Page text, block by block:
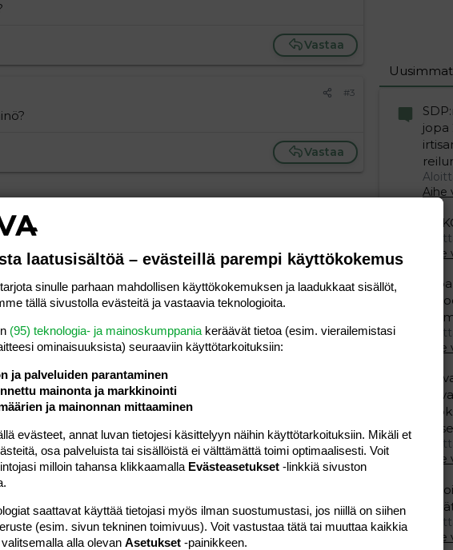
Vastaa
#3
Vastaa
editoriin…lista
lista
sisennystä
vasemmalle
text
Paragraph format
1
2
3
Lisää hyperlinkki
Lisää kuva
Laajennettuun editoriin…KumoaLaajennettuun editoriin…
Esikatsele
koodispoiler
line
Viestiä 12
Uusimmat
jopa
Aihe
laatusisältöä – evästeillä parempi käyttökokemus
sinulle parhaan mahdollisen käyttökokemuksen ja laadukkaat sisällöt,
tällä sivustolla evästeitä ja vastaavia teknologioita.
(95) teknologia- ja mainoskumppania keräävät tietoa (esim. vierailemis­tasi
ominaisuuk­sista) seuraaviin käyttötarkoituksiin:
ja palveluiden parantaminen
mainonta ja markkinointi
ja mainonnan mittaaminen
evästeet, annat luvan tietojesi käsittelyyn näihin käyttötarkoituksiin. Mikäli et
osa palveluista tai sisällöistä ei välttämättä toimi optimaalisesti. Voit
milloin tahansa klikkaamalla Evästeasetukset -linkkiä sivuston
saattavat käyttää tietojasi myös ilman suostumustasi, jos niillä on siihen
(esim. sivun tekninen toimivuus). Voit vastustaa tätä tai muuttaa kaikkia
alla olevan Asetukset -painikkeen.